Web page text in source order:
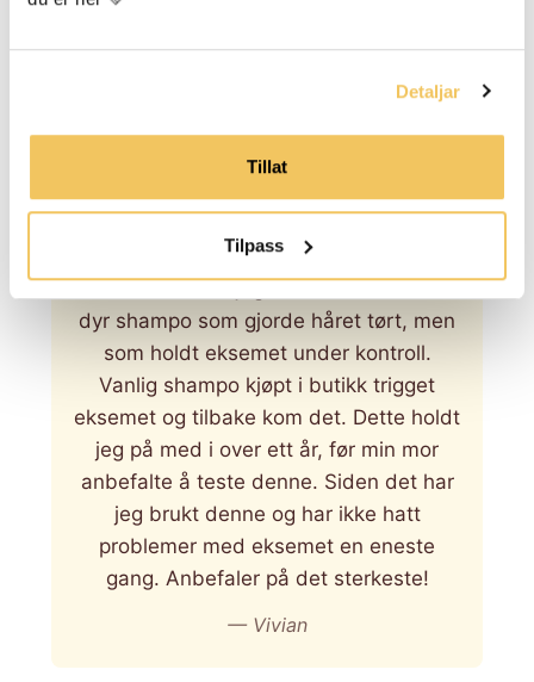
Detaljar
Tillat
Tilpass
Selv har jeg seboreisk eksem i
hodebunn som jeg før behandlet med
dyr shampo som gjorde håret tørt, men
som holdt eksemet under kontroll.
Vanlig shampo kjøpt i butikk trigget
eksemet og tilbake kom det. Dette holdt
jeg på med i over ett år, før min mor
anbefalte å teste denne. Siden det har
jeg brukt denne og har ikke hatt
problemer med eksemet en eneste
gang. Anbefaler på det sterkeste!
— Vivian